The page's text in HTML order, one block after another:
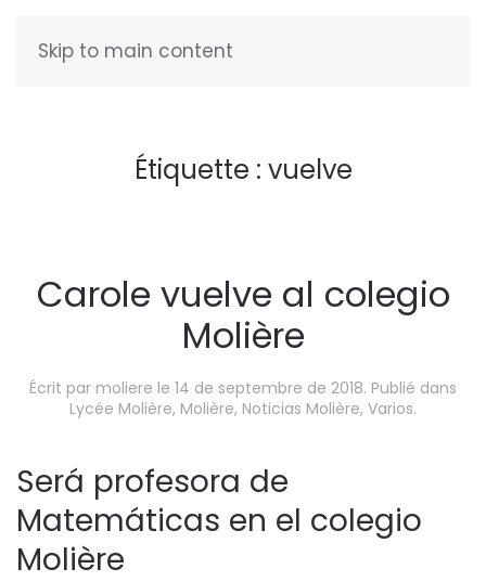
Skip to main content
Étiquette : vuelve
Carole vuelve al colegio
Molière
Écrit par moliere le 14 de septembre de 2018. Publié dans
Lycée Molière, Molière, Noticias Molière, Varios.
Será profesora de
Matemáticas en el colegio
Molière